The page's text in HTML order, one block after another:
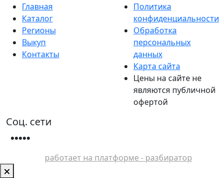
Главная
Каталог
Регионы
Выкуп
Контакты
Политика
конфиденциальности
Обработка
персональных
данных
Карта сайта
Цены на сайте не
являются публичной
офертой
Соц. сети
работает на платформе - разбиратор